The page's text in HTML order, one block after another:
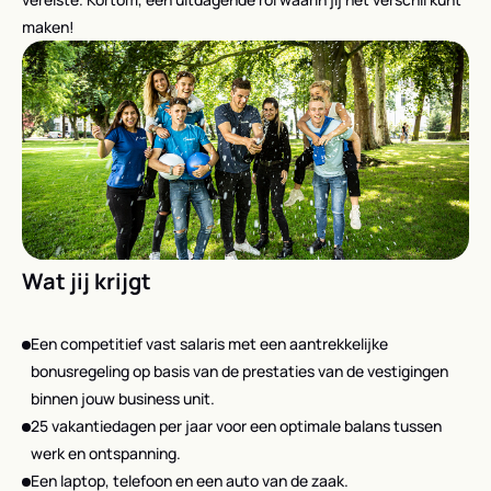
maken!
Wat jij krijgt
Een competitief vast salaris met een aantrekkelijke
bonusregeling op basis van de prestaties van de vestigingen
binnen jouw business unit.
25 vakantiedagen per jaar voor een optimale balans tussen
werk en ontspanning.
Een laptop, telefoon en een auto van de zaak.